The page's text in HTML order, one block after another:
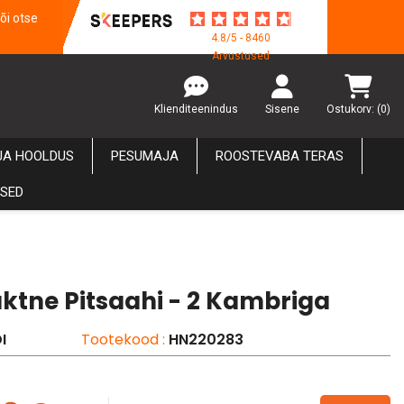
otse
4.8/5 - 8460
Arvustused
Klienditeenindus Sisene Ostukorv: (0)
HOOLDUS PESUMAJA ROOSTEVABA TERAS
Pitsaahi - 2 Kambriga
Tootekood : HN220283